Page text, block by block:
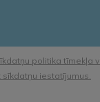
politika tīmekļa
sīkdatņu iestatījumus.